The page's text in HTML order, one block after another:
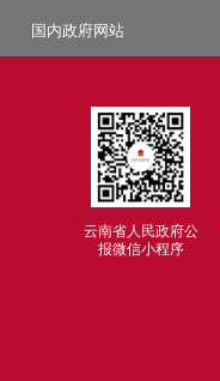
国内政府网站
云南省人民政府公
报微信小程序